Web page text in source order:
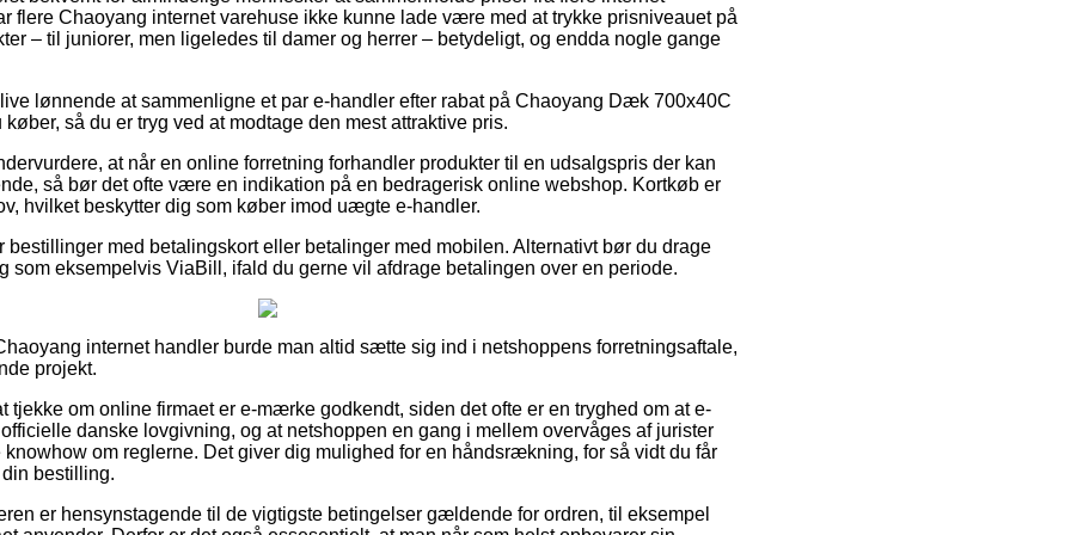
flere Chaoyang internet varehuse ikke kunne lade være med at trykke prisniveauet på
– til juniorer, men ligeledes til damer og herrer – betydeligt, og endda nogle gange
lønnende at sammenligne et par e-handler efter rabat på Chaoyang Dæk 700x40C
så du er tryg ved at modtage den mest attraktive pris.
at når en online forretning forhandler produkter til en udsalgspris der kan
så bør det ofte være en indikation på en bedragerisk online webshop. Kortkøb er
hvilket beskytter dig som køber imod uægte e-handler.
bestillinger med betalingskort eller betalinger med mobilen. Alternativt bør du drage
som eksempelvis ViaBill, ifald du gerne vil afdrage betalingen over en periode.
internet handler burde man altid sætte sig ind i netshoppens forretningsaftale,
projekt.
tjekke om online firmaet er e-mærke godkendt, siden det ofte er en tryghed om at e-
danske lovgivning, og at netshoppen en gang i mellem overvåges af jurister
om reglerne. Det giver dig mulighed for en håndsrækning, for så vidt du får
bestilling.
er hensynstagende til de vigtigste betingelser gældende for ordren, til eksempel